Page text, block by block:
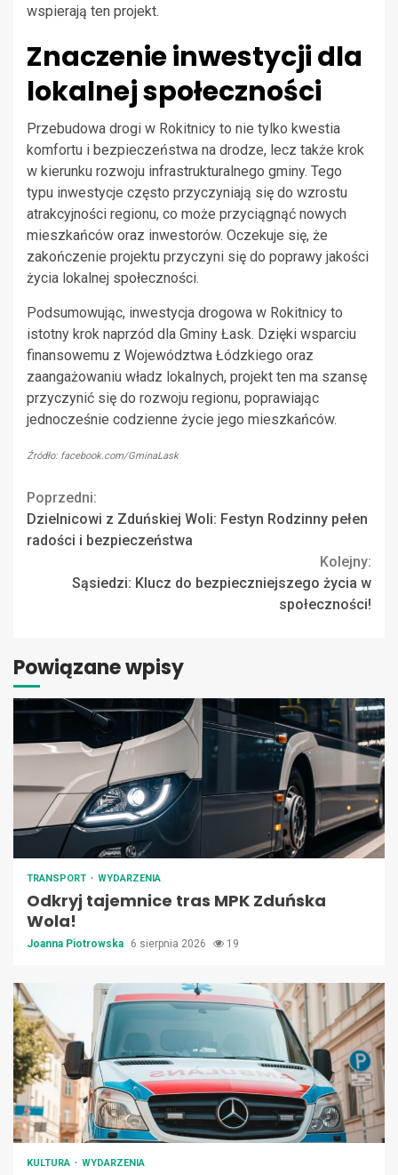
wspierają ten projekt.
Znaczenie inwestycji dla
lokalnej społeczności
Przebudowa drogi w Rokitnicy to nie tylko kwestia
komfortu i bezpieczeństwa na drodze, lecz także krok
w kierunku rozwoju infrastrukturalnego gminy. Tego
typu inwestycje często przyczyniają się do wzrostu
atrakcyjności regionu, co może przyciągnąć nowych
mieszkańców oraz inwestorów. Oczekuje się, że
zakończenie projektu przyczyni się do poprawy jakości
życia lokalnej społeczności.
Podsumowując, inwestycja drogowa w Rokitnicy to
istotny krok naprzód dla Gminy Łask. Dzięki wsparciu
finansowemu z Województwa Łódzkiego oraz
zaangażowaniu władz lokalnych, projekt ten ma szansę
przyczynić się do rozwoju regionu, poprawiając
jednocześnie codzienne życie jego mieszkańców.
Źródło: facebook.com/GminaLask
Continue
Reading
Poprzedni:
Dzielnicowi z Zduńskiej Woli: Festyn Rodzinny pełen
radości i bezpieczeństwa
Kolejny:
Sąsiedzi: Klucz do bezpieczniejszego życia w
społeczności!
Powiązane wpisy
TRANSPORT WYDARZENIA
Odkryj tajemnice tras MPK Zduńska
Wola!
Joanna Piotrowska 6 sierpnia 2026 19
KULTURA WYDARZENIA